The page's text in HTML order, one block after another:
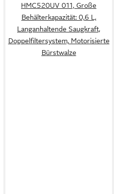
HMC520UV 011, Große
Behälterkapazität: 0,6 L,
Langanhaltende Saugkraft,
Doppelfiltersystem, Motorisierte
Bürstwalze